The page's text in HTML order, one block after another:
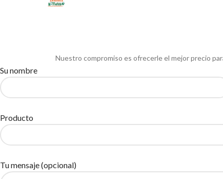
Nuestro compromiso es ofrecerle el mejor precio
Su nombre
Producto
Tu mensaje (opcional)